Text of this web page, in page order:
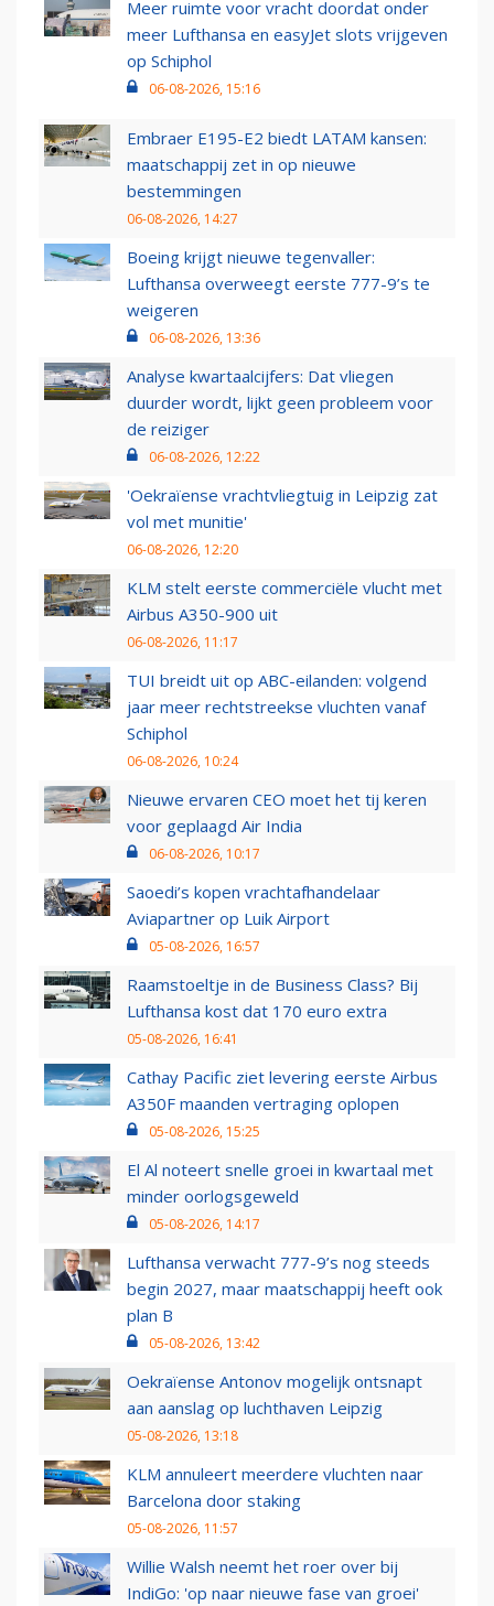
Meer ruimte voor vracht doordat onder
meer Lufthansa en easyJet slots vrijgeven
op Schiphol
06-08-2026, 15:16
Embraer E195-E2 biedt LATAM kansen:
maatschappij zet in op nieuwe
bestemmingen
06-08-2026, 14:27
Boeing krijgt nieuwe tegenvaller:
Lufthansa overweegt eerste 777-9’s te
weigeren
06-08-2026, 13:36
Analyse kwartaalcijfers: Dat vliegen
duurder wordt, lijkt geen probleem voor
de reiziger
06-08-2026, 12:22
'Oekraïense vrachtvliegtuig in Leipzig zat
vol met munitie'
06-08-2026, 12:20
KLM stelt eerste commerciële vlucht met
Airbus A350-900 uit
06-08-2026, 11:17
TUI breidt uit op ABC-eilanden: volgend
jaar meer rechtstreekse vluchten vanaf
Schiphol
06-08-2026, 10:24
Nieuwe ervaren CEO moet het tij keren
voor geplaagd Air India
06-08-2026, 10:17
Saoedi’s kopen vrachtafhandelaar
Aviapartner op Luik Airport
05-08-2026, 16:57
Raamstoeltje in de Business Class? Bij
Lufthansa kost dat 170 euro extra
05-08-2026, 16:41
Cathay Pacific ziet levering eerste Airbus
A350F maanden vertraging oplopen
05-08-2026, 15:25
El Al noteert snelle groei in kwartaal met
minder oorlogsgeweld
05-08-2026, 14:17
Lufthansa verwacht 777-9’s nog steeds
begin 2027, maar maatschappij heeft ook
plan B
05-08-2026, 13:42
Oekraïense Antonov mogelijk ontsnapt
aan aanslag op luchthaven Leipzig
05-08-2026, 13:18
KLM annuleert meerdere vluchten naar
Barcelona door staking
05-08-2026, 11:57
Willie Walsh neemt het roer over bij
IndiGo: 'op naar nieuwe fase van groei'